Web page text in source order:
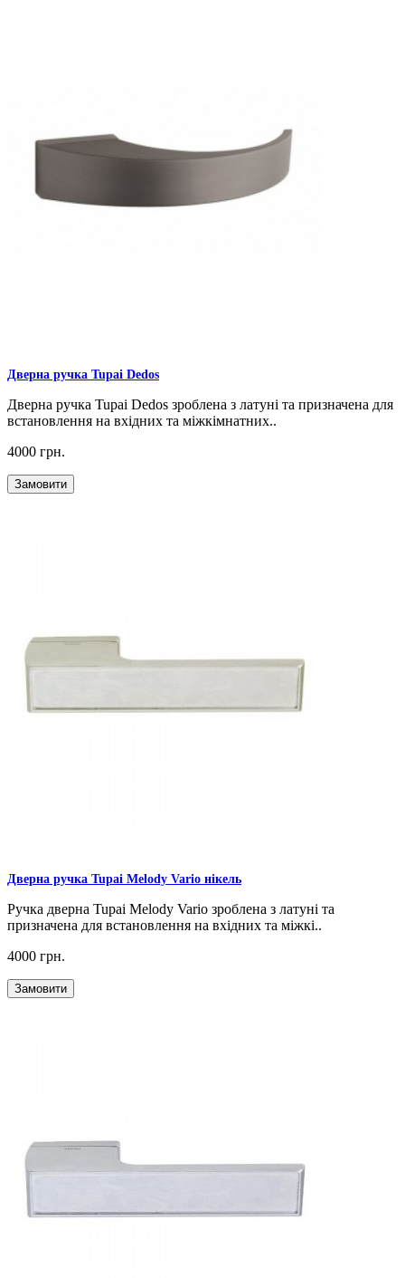
Дверна ручка Tupai Dedos
Дверна ручка Tupai Dedos зроблена з латуні та призначена для
встановлення на вхідних та міжкімнатних..
4000 грн.
Замовити
Дверна ручка Tupai Melody Vario нікель
Ручка дверна Tupai Melody Vario зроблена з латуні та
призначена для встановлення на вхідних та міжкі..
4000 грн.
Замовити